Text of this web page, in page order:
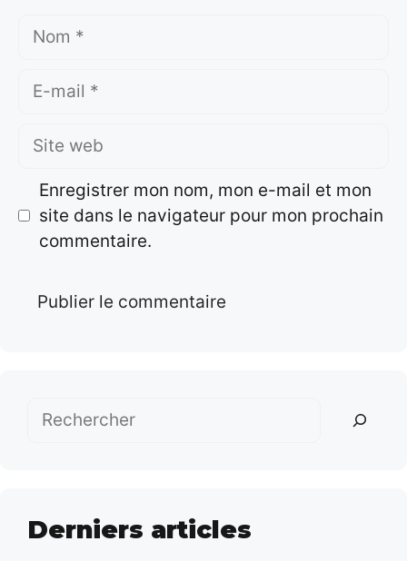
Nom
E-
Site
Enregistrer mon nom, mon e-mail et mon
site dans le navigateur pour mon prochain
commentaire.
Rechercher
Derniers articles